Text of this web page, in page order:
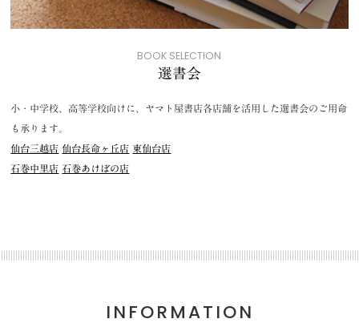
BOOK SELECTION
選書会
小・中学校、高等学校向けに、ヤマト屋書店各店舗を活用した選書会のご用命
も承ります。
仙台三越店 仙台長命ヶ丘店 東仙台店
石巻中里店 石巻あけぼの店
INFORMATION